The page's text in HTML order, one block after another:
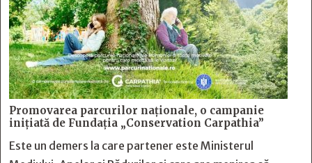
Promovarea parcurilor naționale, o campanie
inițiată de Fundația „Conservation Carpathia”
Este un demers la care partener este Ministerul